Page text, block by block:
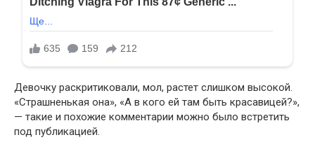
Девочку раскритиковали, мол, растет слишком высокой.
«Страшненькая она», «А в кого ей там быть красавицей?»,
— такие и похожие комментарии можно было встретить
под публикацией.